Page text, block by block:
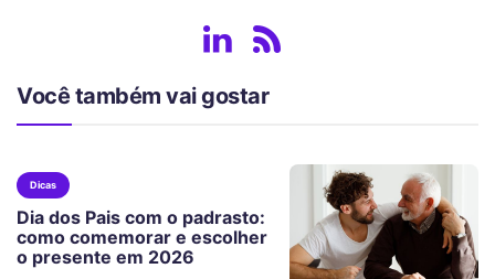
Você também vai gostar
Dicas
Dia dos Pais com o padrasto:
como comemorar e escolher
o presente em 2026